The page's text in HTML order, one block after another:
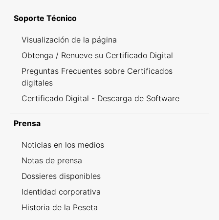
Soporte Técnico
Visualización de la página
Obtenga / Renueve su Certificado Digital
Preguntas Frecuentes sobre Certificados
digitales
Certificado Digital - Descarga de Software
Prensa
Noticias en los medios
Notas de prensa
Dossieres disponibles
Identidad corporativa
Historia de la Peseta